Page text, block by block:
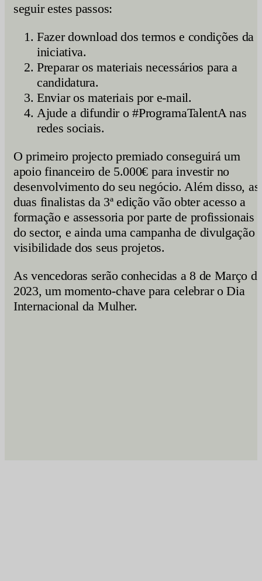
seguir estes passos:
Fazer download dos termos e condições da
iniciativa.
Preparar os materiais necessários para a
candidatura.
Enviar os materiais por e-mail.
Ajude a difundir o #ProgramaTalentA nas
redes sociais.
O primeiro projecto premiado conseguirá um
apoio financeiro de 5.000€ para investir no
desenvolvimento do seu negócio. Além disso, as
duas finalistas da 3ª edição vão obter acesso a
formação e assessoria por parte de profissionais
do sector, e ainda uma campanha de divulgação
visibilidade dos seus projetos.
As vencedoras serão conhecidas a 8 de Março
2023, um momento-chave para celebrar o Dia
Internacional da Mulher.